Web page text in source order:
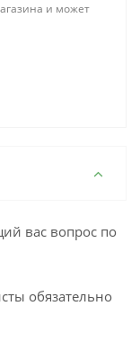
и может
вас вопрос по
обязательно